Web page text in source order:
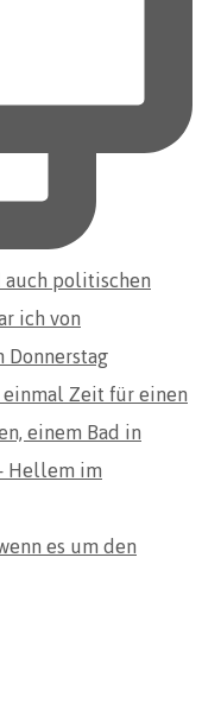
es um den